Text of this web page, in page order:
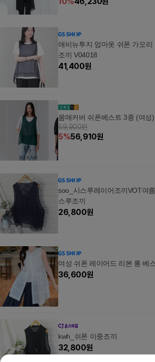
애비뉴투지 엄마옷 쉬폰 가오리
조끼 V04018
41,400원
몸매커버 쉬폰베스트 3종 (여성
59,900원
5%56,910원
soo_시스루레이어조끼VOT여
스루조끼
26,800원
여성 쉬폰 레이어드 리본 롱 베
36,600원
kwh_쉬폰 이중조끼
32,800원